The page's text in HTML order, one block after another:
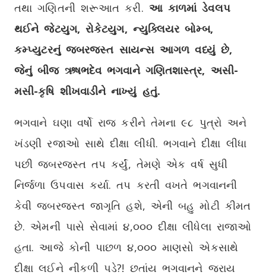
તથા ગણિતની શરૂઆત કરી. આ કાળમાં ડેવલપ
થઈને જેટયુગ, રોકેટયુગ, ન્યુક્લિયર બોમ્બ,
કમ્પ્યુટરનું જબરજસ્ત સાયન્સ આગળ વધ્યું છે,
જેનું બીજ ઋષભદેવ ભગવાને ગણિતશાસ્ત્ર, અસી-
મસી-કૃષિ શીખવાડીને નાખ્યું હતું.
ભગવાને ઘણા વર્ષો રાજ કરીને તેમના ૯૮ પુત્રો અને
ખંડણી રજાઓ સાથે દીક્ષા લીધી. ભગવાને દીક્ષા લીધા
પછી જબરજસ્ત તપ કર્યું, તેમણે એક વર્ષ સુધી
નિર્જળા ઉપવાસ કર્યા. તપ કરતી વખતે ભગવાનની
કેવી જબરજસ્ત જાગૃતિ હશે, એની બહુ મોટી કીમત
છે. એમની પાસે સેવામાં ૪,૦૦૦ દીક્ષા લીધેલા રાજાઓ
હતા. આજે કોની પાછળ ૪,૦૦૦ માણસો એકસાથે
દીક્ષા લઈને નીકળી પડે?! છતાંય ભગવાનને જરાય